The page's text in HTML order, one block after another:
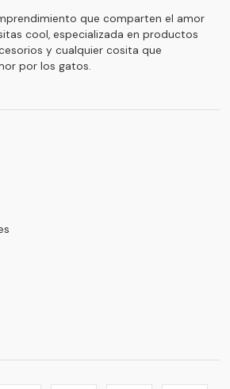
que comparten el amor
cool, especializada en productos
y cualquier cosita que
por los gatos.